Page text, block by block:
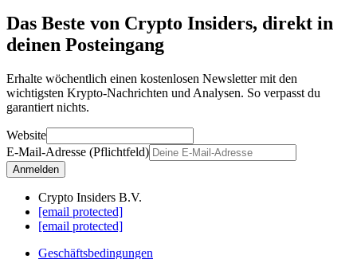
Das Beste von Crypto Insiders, direkt in
deinen Posteingang
Erhalte wöchentlich einen kostenlosen Newsletter mit den
wichtigsten Krypto-Nachrichten und Analysen. So verpasst du
garantiert nichts.
Website
E-Mail-Adresse (Pflichtfeld)
Anmelden
Crypto Insiders B.V.
[email protected]
[email protected]
Geschäftsbedingungen